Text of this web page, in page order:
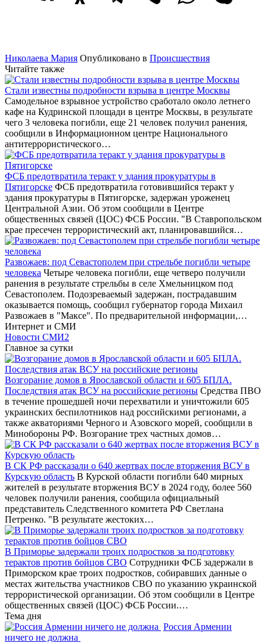
Николаева Мария Опубликовано в Происшествия
Читайте также
Стали известны подробности взрыва в центре Москвы
Самодельное взрывное устройство сработало около летнего
кафе на Кудринской площади в центре Москвы, в результате
чего 3 человека погибли, еще 21 человек получил ранения,
сообщили в Информационном центре Национального
антитеррористического…
ФСБ предотвратила теракт у здания прокуратуры в
Пятигорске ФСБ предотвратила готовившийся теракт у
здания прокуратуры в Пятигорске, задержан уроженец
Центральной Азии. Об этом сообщили в Центре
общественных связей (ЦОС) ФСБ России. "В Ставропольском
крае пресечен террористический акт, планировавшийся…
Развожаев: под Севастополем при стрельбе погибли четыре
человека Четыре человека погибли, еще четверо получили
ранения в результате стрельбы в селе Хмельницком под
Севастополем. Подозреваемый задержан, пострадавшим
оказывается помощь, сообщил губернатор города Михаил
Развожаев в "Максе". По предварительной информации,…
Интернет и СМИ
Новости СМИ2
Главное за сутки
Возгорание домов в Ярославской области и 605 БПЛА.
Последствия атак ВСУ на российские регионы Средства ПВО
в течение прошедшей ночи перехватили и уничтожили 605
украинских беспилотников над российскими регионами, а
также акваториями Черного и Азовского морей, сообщили в
Минобороны РФ. Возгорание трех частных домов…
В СК РФ рассказали о 640 жертвах после вторжения ВСУ в
Курскую область В Курской области погибли 640 мирных
жителей в результате вторжения ВСУ в 2024 году, более 560
человек получили ранения, сообщила официальный
представитель Следственного комитета РФ Светлана
Петренко. "В результате жестоких…
В Приморье задержали троих подростков за подготовку
терактов против бойцов СВО Сотрудники ФСБ задержали в
Приморском крае троих подростков, собиравших данные о
местах жительства участников СВО по указанию украинской
террористической организации. Об этом сообщили в Центре
общественных связей (ЦОС) ФСБ России.…
Тема дня
Россия Армении
ничего не должна